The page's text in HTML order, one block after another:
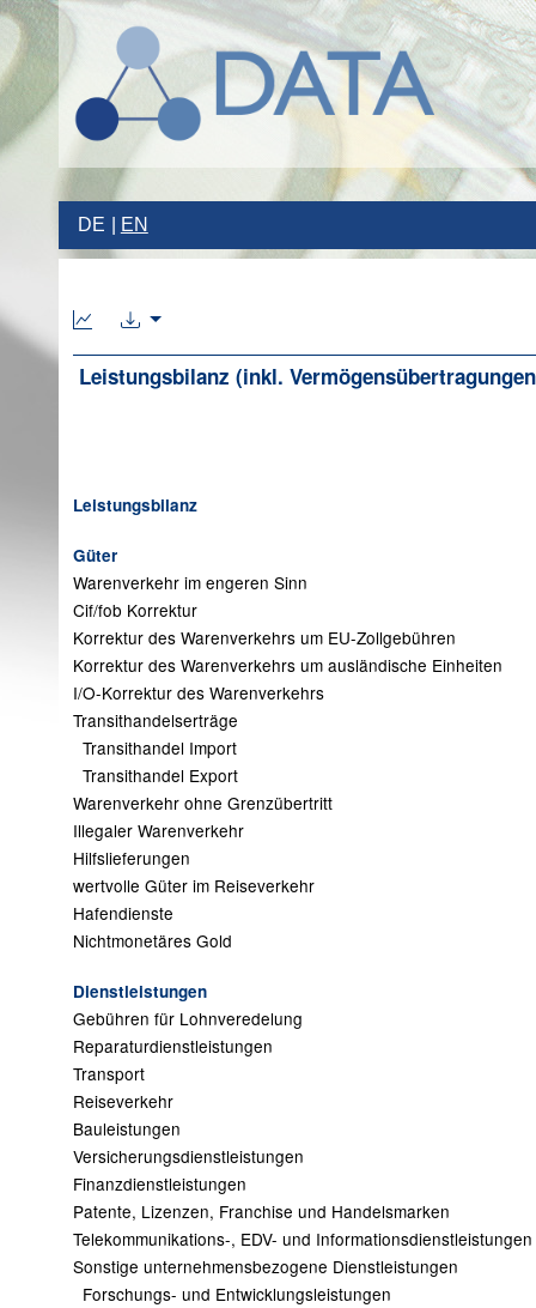
DE EN
Leistungsbilanz (inkl.
Leistungsbilanz
Güter
Warenverkehr im engeren Sinn
Cif/fob Korrektur
Korrektur des Warenverkehrs um EU-Zollgebühren
Korrektur des Warenverkehrs um ausländische Einheiten
I/O-Korrektur des Warenverkehrs
Transithandelserträge
Transithandel Import
Transithandel Export
Warenverkehr ohne Grenzübertritt
Illegaler Warenverkehr
Hilfslieferungen
wertvolle Güter im Reiseverkehr
Hafendienste
Nichtmonetäres Gold
Dienstleistungen
Gebühren für Lohnveredelung
Reparaturdienstleistungen
Transport
Reiseverkehr
Bauleistungen
Versicherungsdienstleistungen
Finanzdienstleistungen
Patente, Lizenzen, Franchise und Handelsmarken
Telekommunikations-, EDV- und Informationsdienstleistungen
Sonstige unternehmensbezogene Dienstleistungen
Forschungs- und Entwicklungsleistungen